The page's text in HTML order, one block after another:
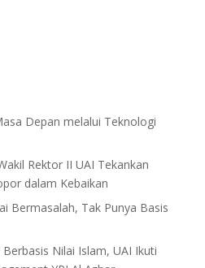
Depan melalui Teknologi
Rektor II UAI Tekankan
dalam Kebaikan
Bermasalah, Tak Punya Basis
Nilai Islam, UAI Ikuti